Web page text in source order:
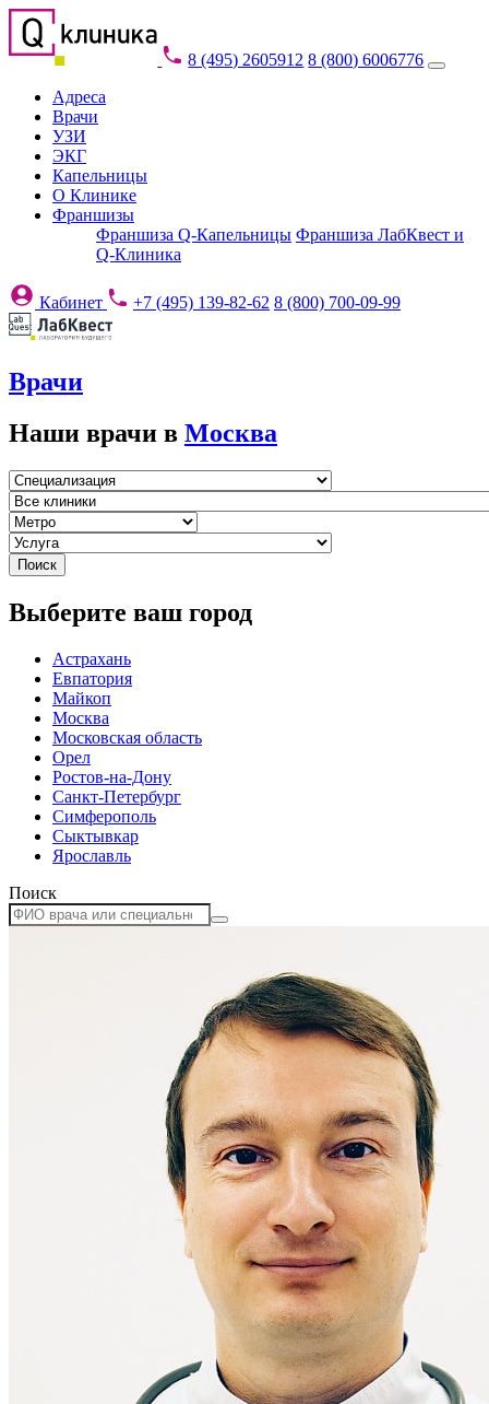
8 (495) 2605912 8 (800) 6006776
Адреса
Врачи
УЗИ
ЭКГ
Капельницы
О Клинике
Франшизы
Франшиза Q-Капельницы Франшиза ЛабКвест и
Q-Клиника
Кабинет +7 (495) 139-82-62 8 (800) 700-09-99
Врачи
Наши врачи в Москва
Поиск
Выберите ваш город
Астрахань
Евпатория
Майкоп
Москва
Московская область
Орел
Ростов-на-Дону
Санкт-Петербург
Симферополь
Сыктывкар
Ярославль
Поиск